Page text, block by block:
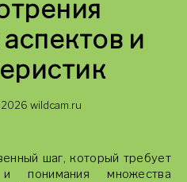
и
wildcam.ru
шаг, который требует
понимания множества